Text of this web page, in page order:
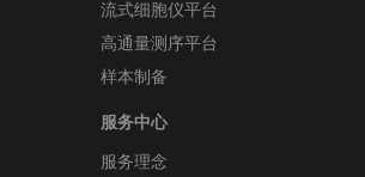
流式细胞仪平台
高通量测序平台
样本制备
服务中心
服务理念